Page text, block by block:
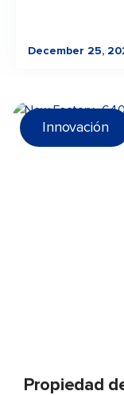
December 25,
Innovación
Propiedad